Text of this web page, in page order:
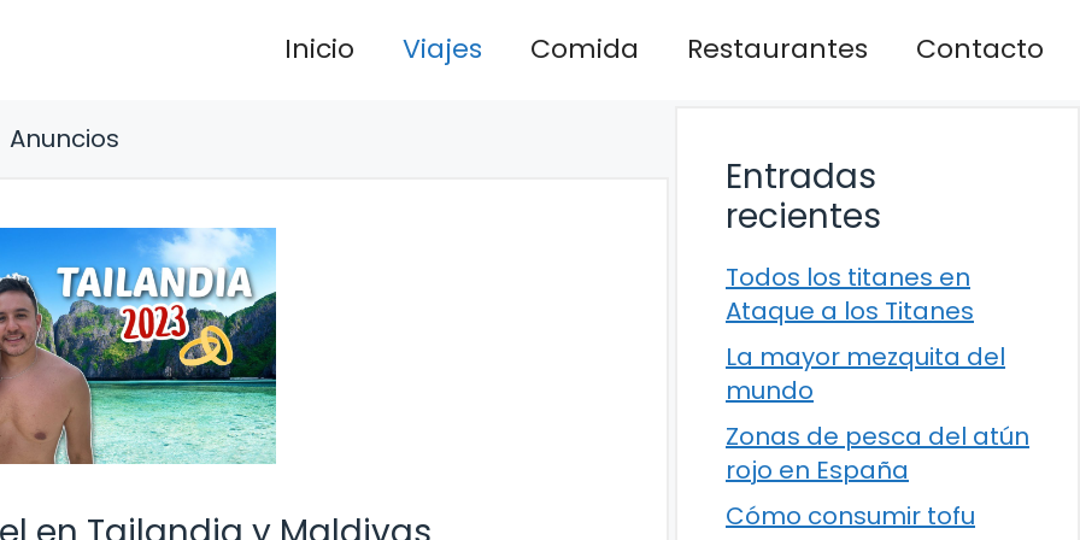
Inicio Viajes Comida Restaurantes Contacto
Anuncios
Entradas
recientes
Todos los titanes en
Ataque a los Titanes
La mayor mezquita del
mundo
Zonas de pesca del atún
rojo en España
Cómo consumir tofu